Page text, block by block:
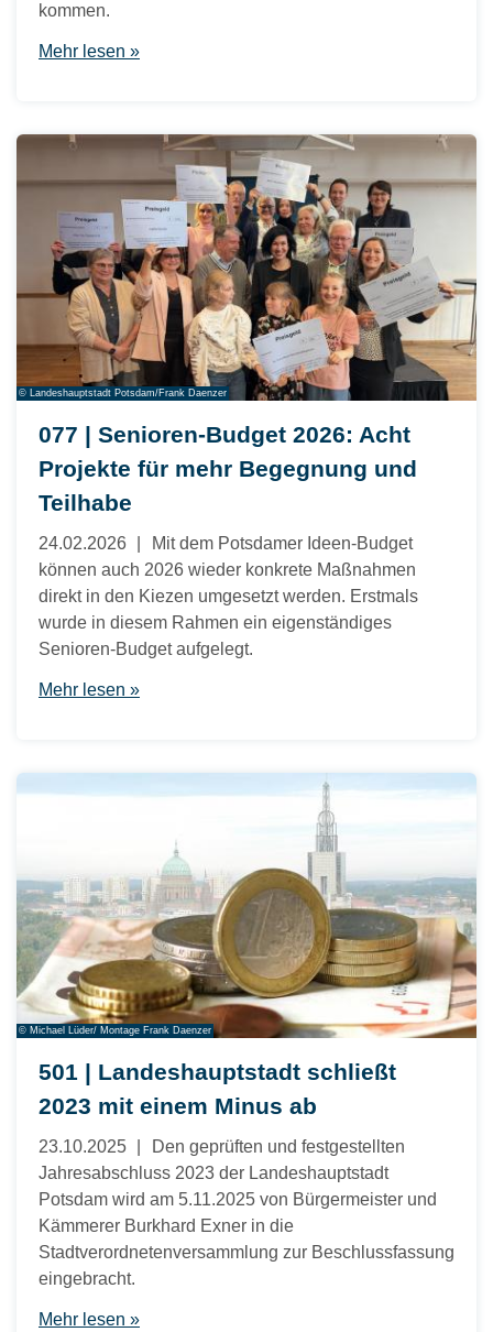
kommen.
Mehr lesen »
© Landeshauptstadt Potsdam/Frank Daenzer
077 | Senioren-Budget 2026: Acht
Projekte für mehr Begegnung und
Teilhabe
24.02.2026
Mit dem Potsdamer Ideen-Budget
können auch 2026 wieder konkrete Maßnahmen
direkt in den Kiezen umgesetzt werden. Erstmals
wurde in diesem Rahmen ein eigenständiges
Senioren-Budget aufgelegt.
Mehr lesen »
© Michael Lüder/ Montage Frank Daenzer
501 | Landeshauptstadt schließt
2023 mit einem Minus ab
23.10.2025
Den geprüften und festgestellten
Jahresabschluss 2023 der Landeshauptstadt
Potsdam wird am 5.11.2025 von Bürgermeister und
Kämmerer Burkhard Exner in die
Stadtverordnetenversammlung zur Beschlussfassung
eingebracht.
Mehr lesen »